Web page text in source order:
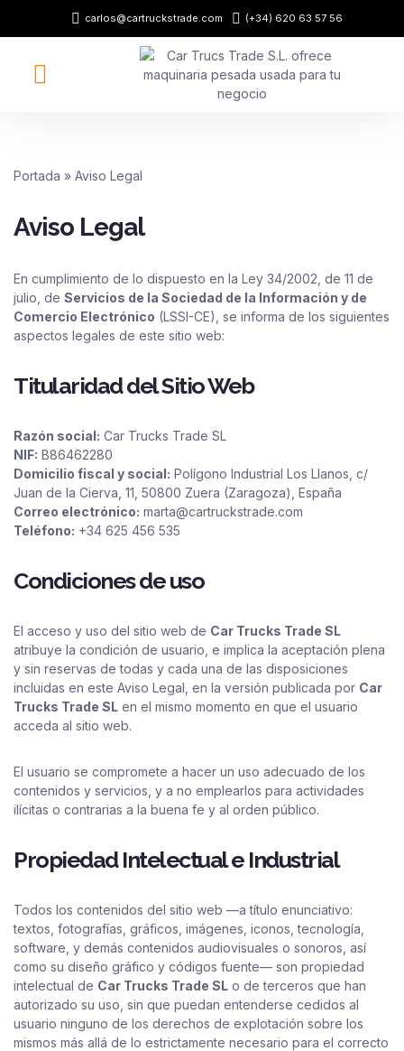
contenido
carlos@cartruckstrade.com (+34) 620 63 57 56
Portada » Aviso Legal
Aviso Legal
En cumplimiento de lo dispuesto en la Ley 34/2002, de 11 de
julio, de Servicios de la Sociedad de la Información y de
Comercio Electrónico (LSSI-CE), se informa de los siguientes
aspectos legales de este sitio web:
Titularidad del Sitio Web
Razón social: Car Trucks Trade SL
NIF: B86462280
Domicilio fiscal y social: Polígono Industrial Los Llanos, c/
Juan de la Cierva, 11, 50800 Zuera (Zaragoza), España
Correo electrónico: marta@cartruckstrade.com
Teléfono: +34 625 456 535
Condiciones de uso
El acceso y uso del sitio web de Car Trucks Trade SL
atribuye la condición de usuario, e implica la aceptación plena
y sin reservas de todas y cada una de las disposiciones
incluidas en este Aviso Legal, en la versión publicada por Car
Trucks Trade SL en el mismo momento en que el usuario
acceda al sitio web.
El usuario se compromete a hacer un uso adecuado de los
contenidos y servicios, y a no emplearlos para actividades
ilícitas o contrarias a la buena fe y al orden público.
Propiedad Intelectual e Industrial
Todos los contenidos del sitio web —a título enunciativo:
textos, fotografías, gráficos, imágenes, iconos, tecnología,
software, y demás contenidos audiovisuales o sonoros, así
como su diseño gráfico y códigos fuente— son propiedad
intelectual de Car Trucks Trade SL o de terceros que han
autorizado su uso, sin que puedan entenderse cedidos al
usuario ninguno de los derechos de explotación sobre los
mismos más allá de lo estrictamente necesario para el correcto